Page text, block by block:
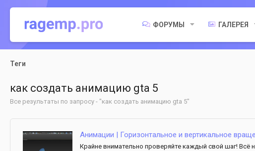
ФОРУМЫ ГАЛЕРЕЯ
Теги
как создать анимацию gta 5
Все результаты по запросу - "как создать анимацию gta 5"
Анимации | Горизонтальное и вертикальное
Крайне внимательно проверяйте каждый свой шаг! Всё